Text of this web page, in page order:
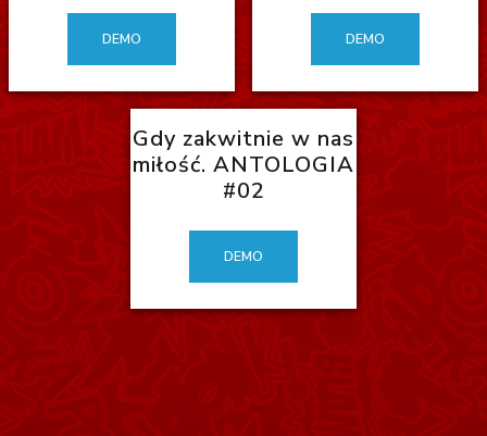
DEMO DEMO
Gdy zakwitnie w nas
miłość. ANTOLOGIA
#02
DEMO